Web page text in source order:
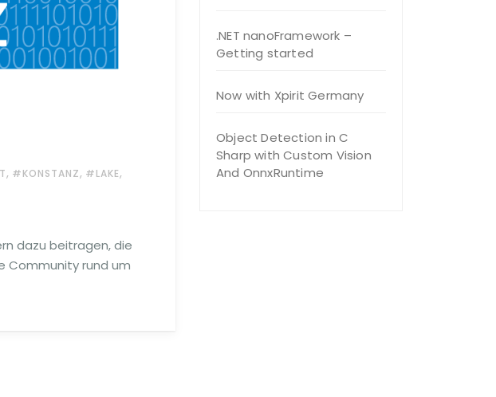
, #KONSTANZ, #LAKE,
dazu beitragen, die
Community rund um
.NET nanoFramework –
Getting started
Now with Xpirit Germany
Object Detection in C
Sharp with Custom Vision
And OnnxRuntime